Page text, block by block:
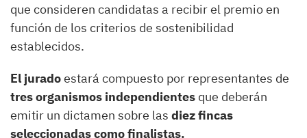
que consideren candidatas a recibir el premio en
función de los criterios de sostenibilidad
establecidos.
El juradoestará compuesto por representantes de
tres organismos independientes que deberán
emitir un dictamen sobre las diez fincas
seleccionadas como finalistas.